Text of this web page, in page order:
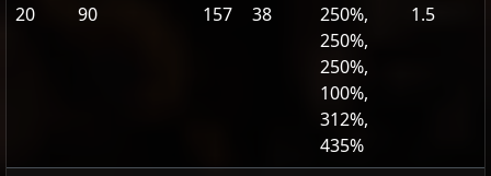
20 90 157 38
250%,
250%,
250%,
100%,
312%,
435%
1.5